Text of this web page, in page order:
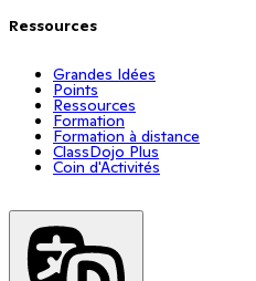
Ressources
Grandes Idées
Points
Ressources
Formation
Formation à distance
ClassDojo Plus
Coin d'Activités